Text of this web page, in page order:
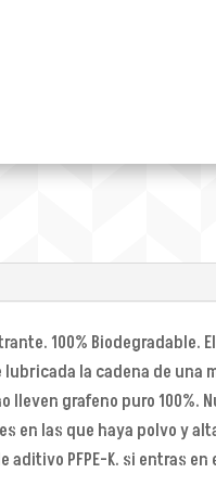
100% Biodegradable.
la cadena de una
grafeno puro 100%.
en las que haya polvo y
PFPE-K. si entras en